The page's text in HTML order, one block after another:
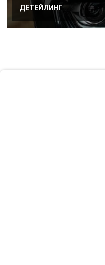
ДЕТЕЙЛИНГ